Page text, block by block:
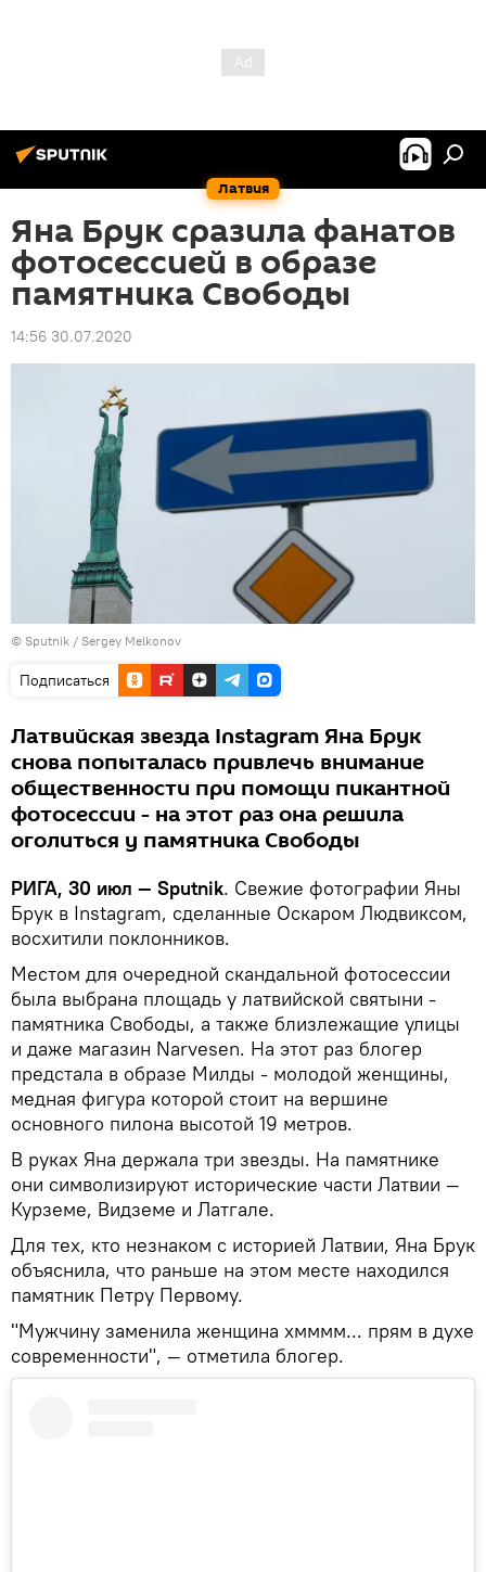
Латвия
Яна Брук сразила фанатов
фотосессией в образе
памятника Свободы
14:56 30.07.2020
© Sputnik / Sergey Melkonov
Подписаться
Латвийская звезда Instagram Яна Брук
снова попыталась привлечь внимание
общественности при помощи пикантной
фотосессии - на этот раз она решила
оголиться у памятника Свободы
РИГА, 30 июл — Sputnik. Свежие фотографии Яны
Брук в Instagram, сделанные Оскаром Людвиксом,
восхитили поклонников.
Местом для очередной скандальной фотосессии
была выбрана площадь у латвийской святыни -
памятника Свободы, а также близлежащие улицы
и даже магазин Narvesen. На этот раз блогер
предстала в образе Милды - молодой женщины,
медная фигура которой стоит на вершине
основного пилона высотой 19 метров.
В руках Яна держала три звезды. На памятнике
они символизируют исторические части Латвии —
Курземе, Видземе и Латгале.
Для тех, кто незнаком с историей Латвии, Яна Брук
объяснила, что раньше на этом месте находился
памятник Петру Первому.
"Мужчину заменила женщина хмммм... прям в духе
современности", — отметила блогер.